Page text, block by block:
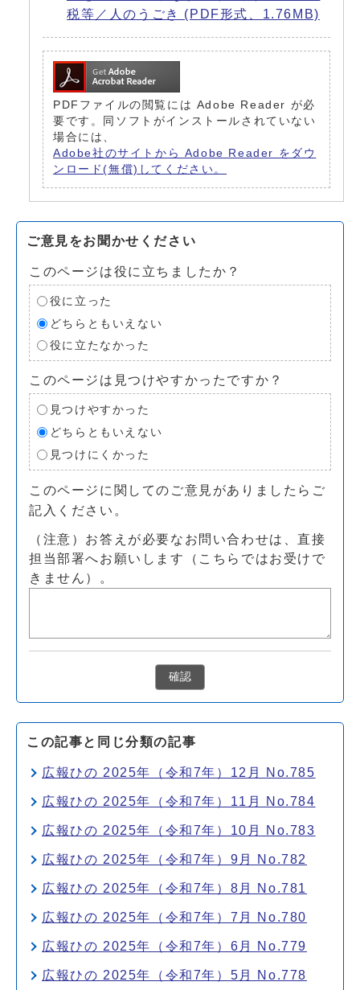
税等／人のうごき (PDF形式、1.76MB)
PDFファイルの閲覧には Adobe Reader が必
要です。同ソフトがインストールされていない
場合には、
Adobe社のサイトから Adobe Reader をダウ
ンロード(無償)してください。
ご意見をお聞かせください
このページは役に立ちましたか？
役に立った
どちらともいえない
役に立たなかった
このページは見つけやすかったですか？
見つけやすかった
どちらともいえない
見つけにくかった
このページに関してのご意見がありましたらご
記入ください。
（注意）お答えが必要なお問い合わせは、直接
担当部署へお願いします（こちらではお受けで
きません）。
確認
この記事と同じ分類の記事
広報ひの 2025年（令和7年）12月 No.785
広報ひの 2025年（令和7年）11月 No.784
広報ひの 2025年（令和7年）10月 No.783
広報ひの 2025年（令和7年）9月 No.782
広報ひの 2025年（令和7年）8月 No.781
広報ひの 2025年（令和7年）7月 No.780
広報ひの 2025年（令和7年）6月 No.779
広報ひの 2025年（令和7年）5月 No.778